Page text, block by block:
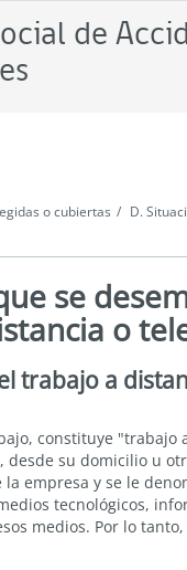
de
o cubiertas
D.
se
o
trabajo a
constituye "trabajo
su domicilio u
empresa y se le
tecnológicos,
medios. Por lo